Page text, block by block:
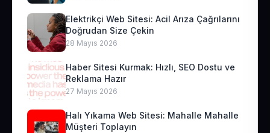
Elektrikçi Web Sitesi: Acil Arıza Çağrılarını
Doğrudan Size Çekin
28 Mayıs 2026
Haber Sitesi Kurmak: Hızlı, SEO Dostu ve
Reklama Hazır
27 Mayıs 2026
Halı Yıkama Web Sitesi: Mahalle Mahalle
Müşteri Toplayın